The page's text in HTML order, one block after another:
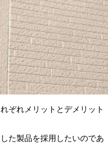
ぞれメリットとデメリット
た製品を採用したいのであ